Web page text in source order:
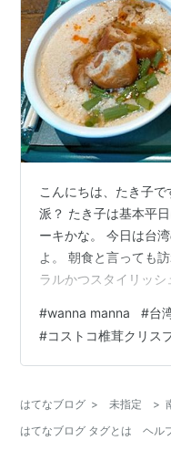
こんにちは、たき子
派？ たき子は基本平
ーキかな。 今日は台
よ。 朝食と言っても
ラルかつスタイリッ
月見 ナチュラルかつ
阪・南森町にある
ト、早餐のお店よ。
られてて南森町の中で
わ。 店内はナ…
#wanna manna #台
#コストコ椎茸クリス
はてなブログ > 未指定 >
はてなブログ タグとは
ヘル